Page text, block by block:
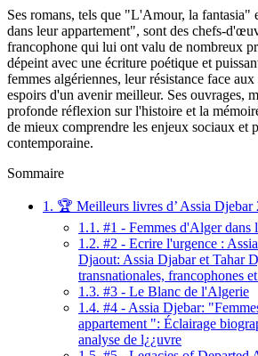
Ses romans, tels que "L'Amour, la fantasia"
dans leur appartement", sont des chefs-
francophone qui lui ont valu de nombreux
dépeint avec une écriture poétique et
femmes algériennes, leur résistance face
espoirs d'un avenir meilleur. Ses ouvrages,
profonde réflexion sur l'histoire et la
de mieux comprendre les enjeux sociaux et
contemporaine.
Sommaire
1. 🏆 Meilleurs livres d’ Assia Djebar
1.1. #1 - Femmes d'Alger dans
1.2. #2 - Ecrire l'urgence :
Djaout: Assia Djabar et Tahar
transnationales, francophones
1.3. #3 - Le Blanc de l'Algerie
1.4. #4 - Assia Djebar:
appartement ": Éclairage
analyse de l¿¿uvre